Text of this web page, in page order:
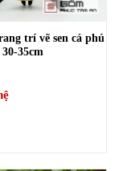
trí vẽ sen cá phú
35cm